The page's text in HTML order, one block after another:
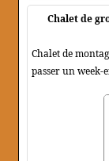
Chalet de
Chalet de
passer un week-